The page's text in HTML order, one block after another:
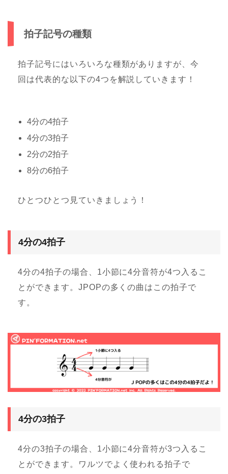
拍子記号の種類
拍子記号にはいろいろな種類がありますが、今
回は代表的な以下の4つを解説していきます！
4分の4拍子
4分の3拍子
2分の2拍子
8分の6拍子
ひとつひとつ見ていきましょう！
4分の4拍子
4分の4拍子の場合、1小節に4分音符が4つ入るこ
とができます。JPOPの多くの曲はこの拍子で
す。
4分の3拍子
4分の3拍子の場合、1小節に4分音符が3つ入るこ
とができます。ワルツでよく使われる拍子で